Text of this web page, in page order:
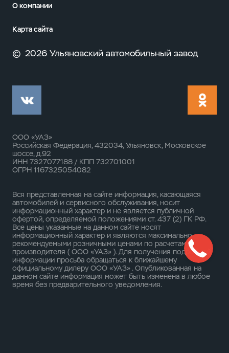
О компании
Карта сайта
© 2026 Ульяновский автомобильный завод
ООО «УАЗ»
Российская Федерация, 432034, Ульяновск, Московское
шоссе, д.92
ИНН 7327077188 / КПП 732701001
ОГРН 1167325054082
Вся представленная на сайте информация, касающаяся
автомобилей и сервисного обслуживания, носит
информационный характер и не является публичной
офертой, определяемой положениями ст. 437 (2) ГК РФ.
Все цены указанные на данном сайте носят
информационный характер и являются максимально
рекомендуемыми розничными ценами по расчетам
производителя ( ООО «УАЗ» ). Для получения подробной
информации просьба обращаться к ближайшему
официальному дилеру ООО «УАЗ» . Опубликованная на
данном сайте информация может быть изменена в любое
время без предварительного уведомления.